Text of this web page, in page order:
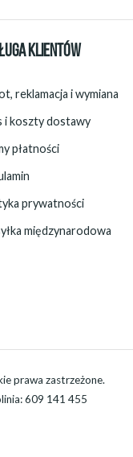
KLIENTÓW
reklamacja i wymiana
i koszty dostawy
płatności
prywatności
międzynarodowa
prawa zastrzeżone.
609 141 455